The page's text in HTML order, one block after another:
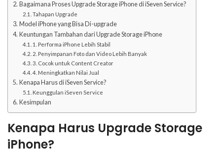
Bagaimana Proses Upgrade Storage iPhone di iSeven Service?
Tahapan Upgrade
Model iPhone yang Bisa Di-upgrade
Keuntungan Tambahan dari Upgrade Storage iPhone
1. Performa iPhone Lebih Stabil
2. Penyimpanan Foto dan Video Lebih Banyak
3. Cocok untuk Content Creator
4. Meningkatkan Nilai Jual
Kenapa Harus di iSeven Service?
Keunggulan iSeven Service
Kesimpulan
Kenapa Harus Upgrade Storage
iPhone?